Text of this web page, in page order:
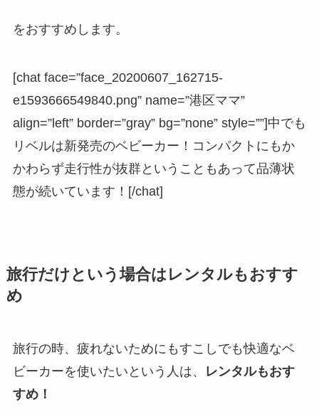
をおすすめします。
[chat face=”face_20200607_162715-
e1593666549840.png” name=”港区ママ”
align=”left” border=”gray” bg=”none” style=””]中でも
リベルは新発売のベビーカー！コンパクトにもか
かわらず走行性が抜群ということもあって品薄状
態が続いています！[/chat]
旅行だけという場合はレンタルもおすす
め
旅行の時、疲れないためにもすこしでも快適なベ
ビーカーを使いたいという人は、
レンタルもおす
すめ！